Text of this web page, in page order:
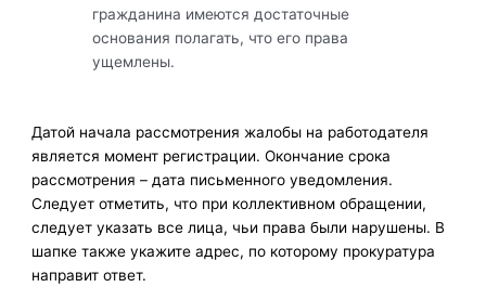
гражданина имеются достаточные
основания полагать, что его права
ущемлены.
Датой начала рассмотрения жалобы на работодателя
является момент регистрации. Окончание срока
рассмотрения – дата письменного уведомления.
Следует отметить, что при коллективном обращении,
следует указать все лица, чьи права были нарушены. В
шапке также укажите адрес, по которому прокуратура
направит ответ.